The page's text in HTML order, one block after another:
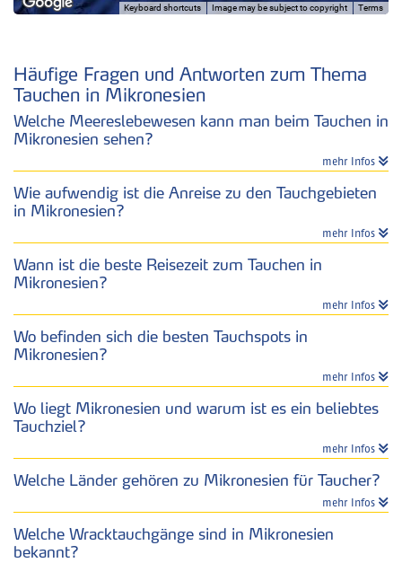
Keyboard shortcuts Image may be subject to copyright Terms
Häufige Fragen und Antworten zum Thema
Tauchen in Mikronesien
Welche Meereslebewesen kann man beim Tauchen in
Mikronesien sehen?
mehr Infos
Wie aufwendig ist die Anreise zu den Tauchgebieten
in Mikronesien?
mehr Infos
Wann ist die beste Reisezeit zum Tauchen in
Mikronesien?
mehr Infos
Wo befinden sich die besten Tauchspots in
Mikronesien?
mehr Infos
Wo liegt Mikronesien und warum ist es ein beliebtes
Tauchziel?
mehr Infos
Welche Länder gehören zu Mikronesien für Taucher?
mehr Infos
Welche Wracktauchgänge sind in Mikronesien
bekannt?